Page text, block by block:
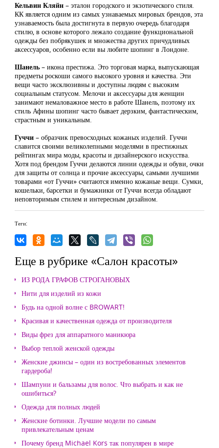
Кельвин Кляйн – эталон городского и экзотического стиля.
КК является одним из самых узнаваемых мировых брендов, эта
узнаваемость была достигнута в первую очередь благодаря
стилю, в основе которого лежало создание функциональной
одежды без побрякушек и множества других причудливых
аксессуаров, особенно если вы любите шопинг в Лондоне.
Шанель – икона престижа. Это торговая марка, выпускающая
предметы роскоши самого высокого уровня и качества. Эти
вещи часто эксклюзивны и доступны людям с высоким
социальным статусом. Мелочи и аксессуары для женщин
занимают немаловажное место в работе Шанель, поэтому их
стиль Афины шопинг часто бывает дерзким, фантастическим,
страстным и уникальным.
Гуччи – образчик превосходных кожаных изделий. Гуччи
славится своими великолепными моделями в престижных
рейтингах мира моды, красоты и дизайнерского искусства.
Хотя под брендом Гуччи делаются линии одежды и обуви, очки
для защиты от солнца и прочие аксессуары, самыми лучшими
товарами «от Гуччи» считаются именно кожаные вещи. Сумки,
кошельки, барсетки и бумажники от Гуччи всегда обладают
неповторимым стилем и интересным дизайном.
Теги:
Еще в рубрике «Салон красоты»
ИЗ РОДА ГРАФОВ СТРОГАНОВЫХ
Нити для изделий из кожи
Будь на одной волне с BROWART!
Красивая и качественная одежда от производителя
Виды фрез для аппаратного маникюра
Выбор теплой женской одежды
Женские джинсы – один из востребованных элементов
гардероба!
Шампуни и бальзамы для волос. Что выбрать и как не
ошибиться?
Одежда для полных людей
Женские ботинки. Лучшие модели по самым
привлекательным ценам
Почему бренд Michael Kors так популярен в мире